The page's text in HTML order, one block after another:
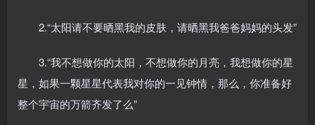
2.“太阳请不要晒黑我的皮肤，请晒黑我爸爸妈妈的头发”
3.“我不想做你的太阳，不想做你的月亮，我想做你的星
星，如果一颗星星代表我对你的一见钟情，那么，你准备好
整个宇宙的万箭齐发了么”